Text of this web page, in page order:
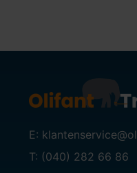
E:
T: (040) 282 66 86